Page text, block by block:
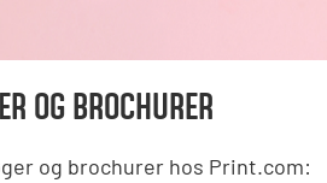
OG BROCHURER
og brochurer hos Print.com: